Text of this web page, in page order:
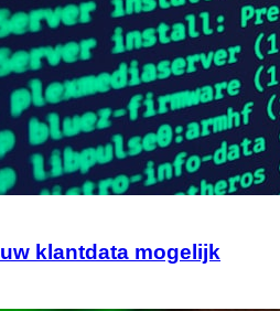
klantdata mogelijk